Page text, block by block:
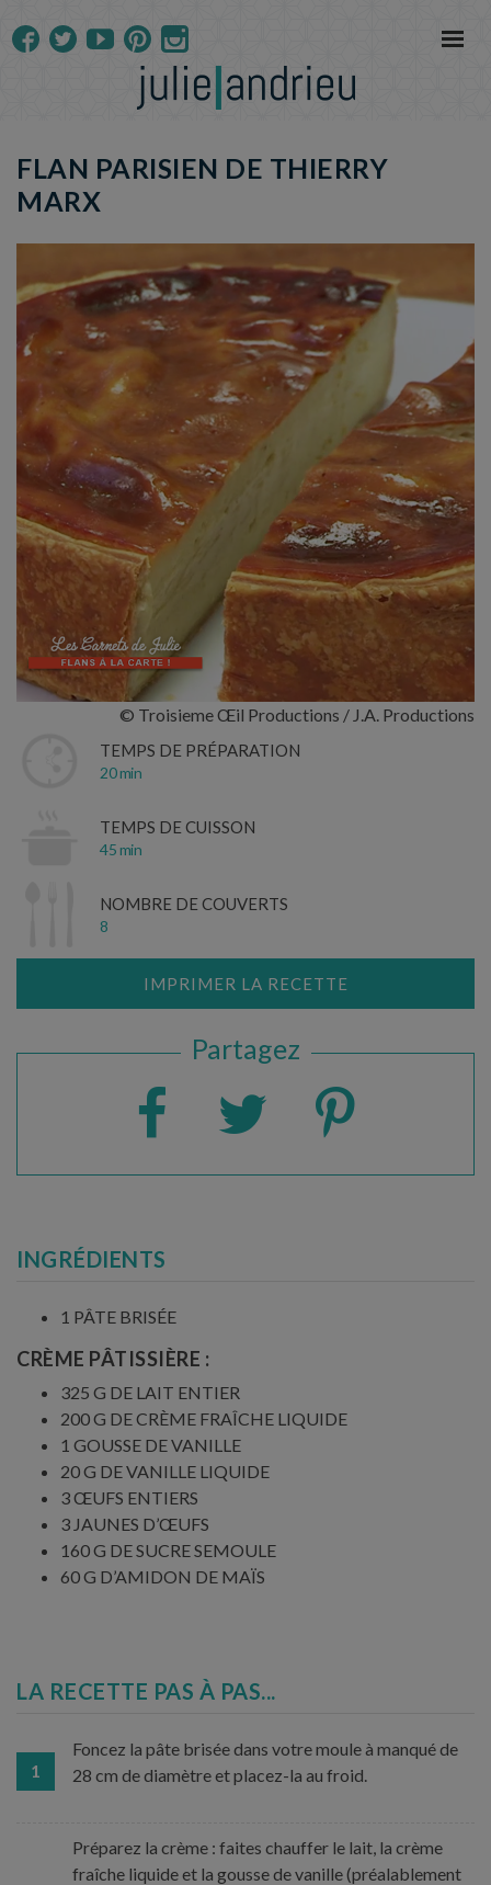
FLAN PARISIEN DE THIERRY
MARX
© Troisieme Œil Productions / J.A. Productions
TEMPS DE PRÉPARATION
20 min
TEMPS DE CUISSON
45 min
NOMBRE DE COUVERTS
8
IMPRIMER LA RECETTE
Partagez
INGRÉDIENTS
1 PÂTE BRISÉE
CRÈME PÂTISSIÈRE :
325 G DE LAIT ENTIER
200 G DE CRÈME FRAÎCHE LIQUIDE
1 GOUSSE DE VANILLE
20 G DE VANILLE LIQUIDE
3 ŒUFS ENTIERS
3 JAUNES D’ŒUFS
160 G DE SUCRE SEMOULE
60 G D’AMIDON DE MAÏS
LA RECETTE PAS À PAS...
1
Foncez la pâte brisée dans votre moule à manqué de
28 cm de diamètre et placez-la au froid.
Préparez la crème : faites chauffer le lait, la crème
fraîche liquide et la gousse de vanille (préalablement